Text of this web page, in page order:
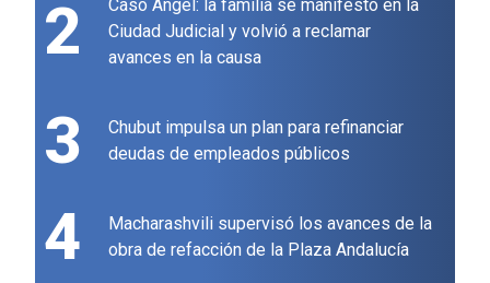
2
Caso Ángel: la familia se manifestó en la
Ciudad Judicial y volvió a reclamar
avances en la causa
3
Chubut impulsa un plan para refinanciar
deudas de empleados públicos
4
Macharashvili supervisó los avances de la
obra de refacción de la Plaza Andalucía